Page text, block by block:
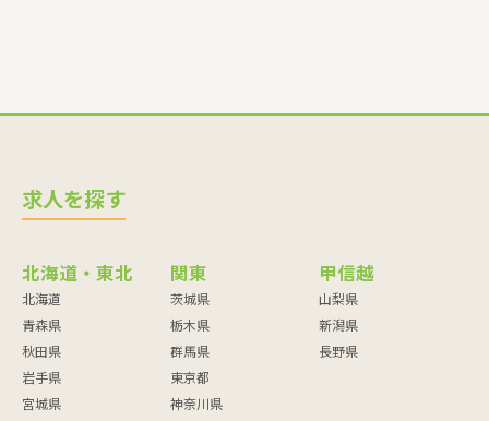
求人を探す
北海道・東北
北海道
青森県
秋田県
岩手県
宮城県
関東
茨城県
栃木県
群馬県
東京都
神奈川県
甲信越
山梨県
新潟県
長野県